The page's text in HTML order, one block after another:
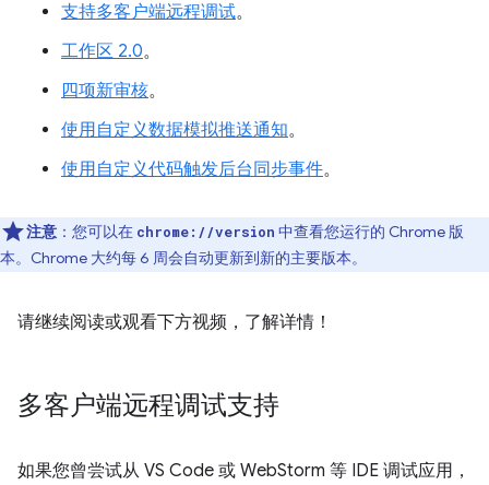
支持多客户端远程调试。
工作区 2.0。
四项新审核。
使用自定义数据模拟推送通知。
使用自定义代码触发后台同步事件。
注意 ：您可以在 chrome://version 中查看您运行的 Chrome 版
本。Chrome 大约每 6 周会自动更新到新的主要版本。
请继续阅读或观看下方视频，了解详情！
多客户端远程调试支持
如果您曾尝试从 VS Code 或 WebStorm 等 IDE 调试应用，